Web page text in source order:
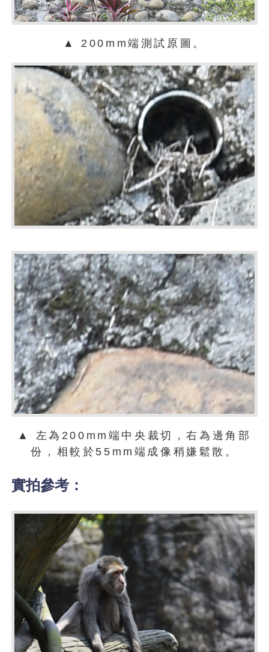
▲ 200mm端測試原圖。
▲ 左為200mm端中央裁切，右為邊角部
份，相較於55mm端成像稍嫌鬆散。
實拍參考：